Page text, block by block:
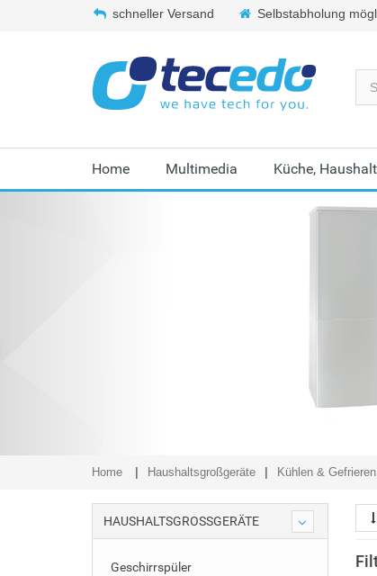
schneller Versand Selbstabholung
Home Multimedia Küche,
Home Haushaltsgroßgeräte Kühlen & Gefrieren
HAUSHALTSGROSSGERÄTE
Geschirrspüler